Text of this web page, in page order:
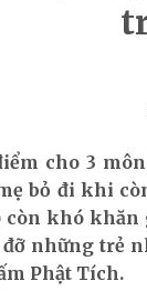
cho 3
bỏ đi khi
còn khó
những trẻ
Phật Tích.